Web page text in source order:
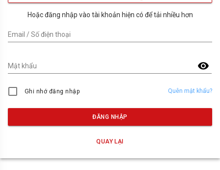
Hoặc đăng nhập vào tài khoản hiện có để tải nhiều hơn
Email / Số điện thoại
visibility
Mật khẩu
Ghi nhớ đăng nhập Quên mật khẩu?
ĐĂNG NHẬP
QUAY LẠI